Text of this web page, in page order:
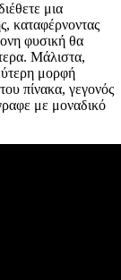
μια
καταφέρνοντας
φυσική θα
Μάλιστα,
μορφή
πίνακα, γεγονός
με μοναδικό